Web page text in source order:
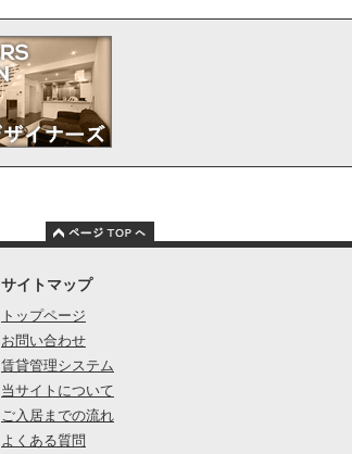
サイトマップ
トップページ
お問い合わせ
賃貸管理システム
当サイトについて
ご入居までの流れ
よくある質問